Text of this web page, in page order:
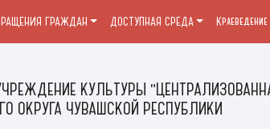
КУЛЬТУРЫ
ОКРУГА ЧУВАШСКОЙ РЕСПУБЛИКИ
ГРАЖДАН ДОСТУПНАЯ СРЕДА Краеведение